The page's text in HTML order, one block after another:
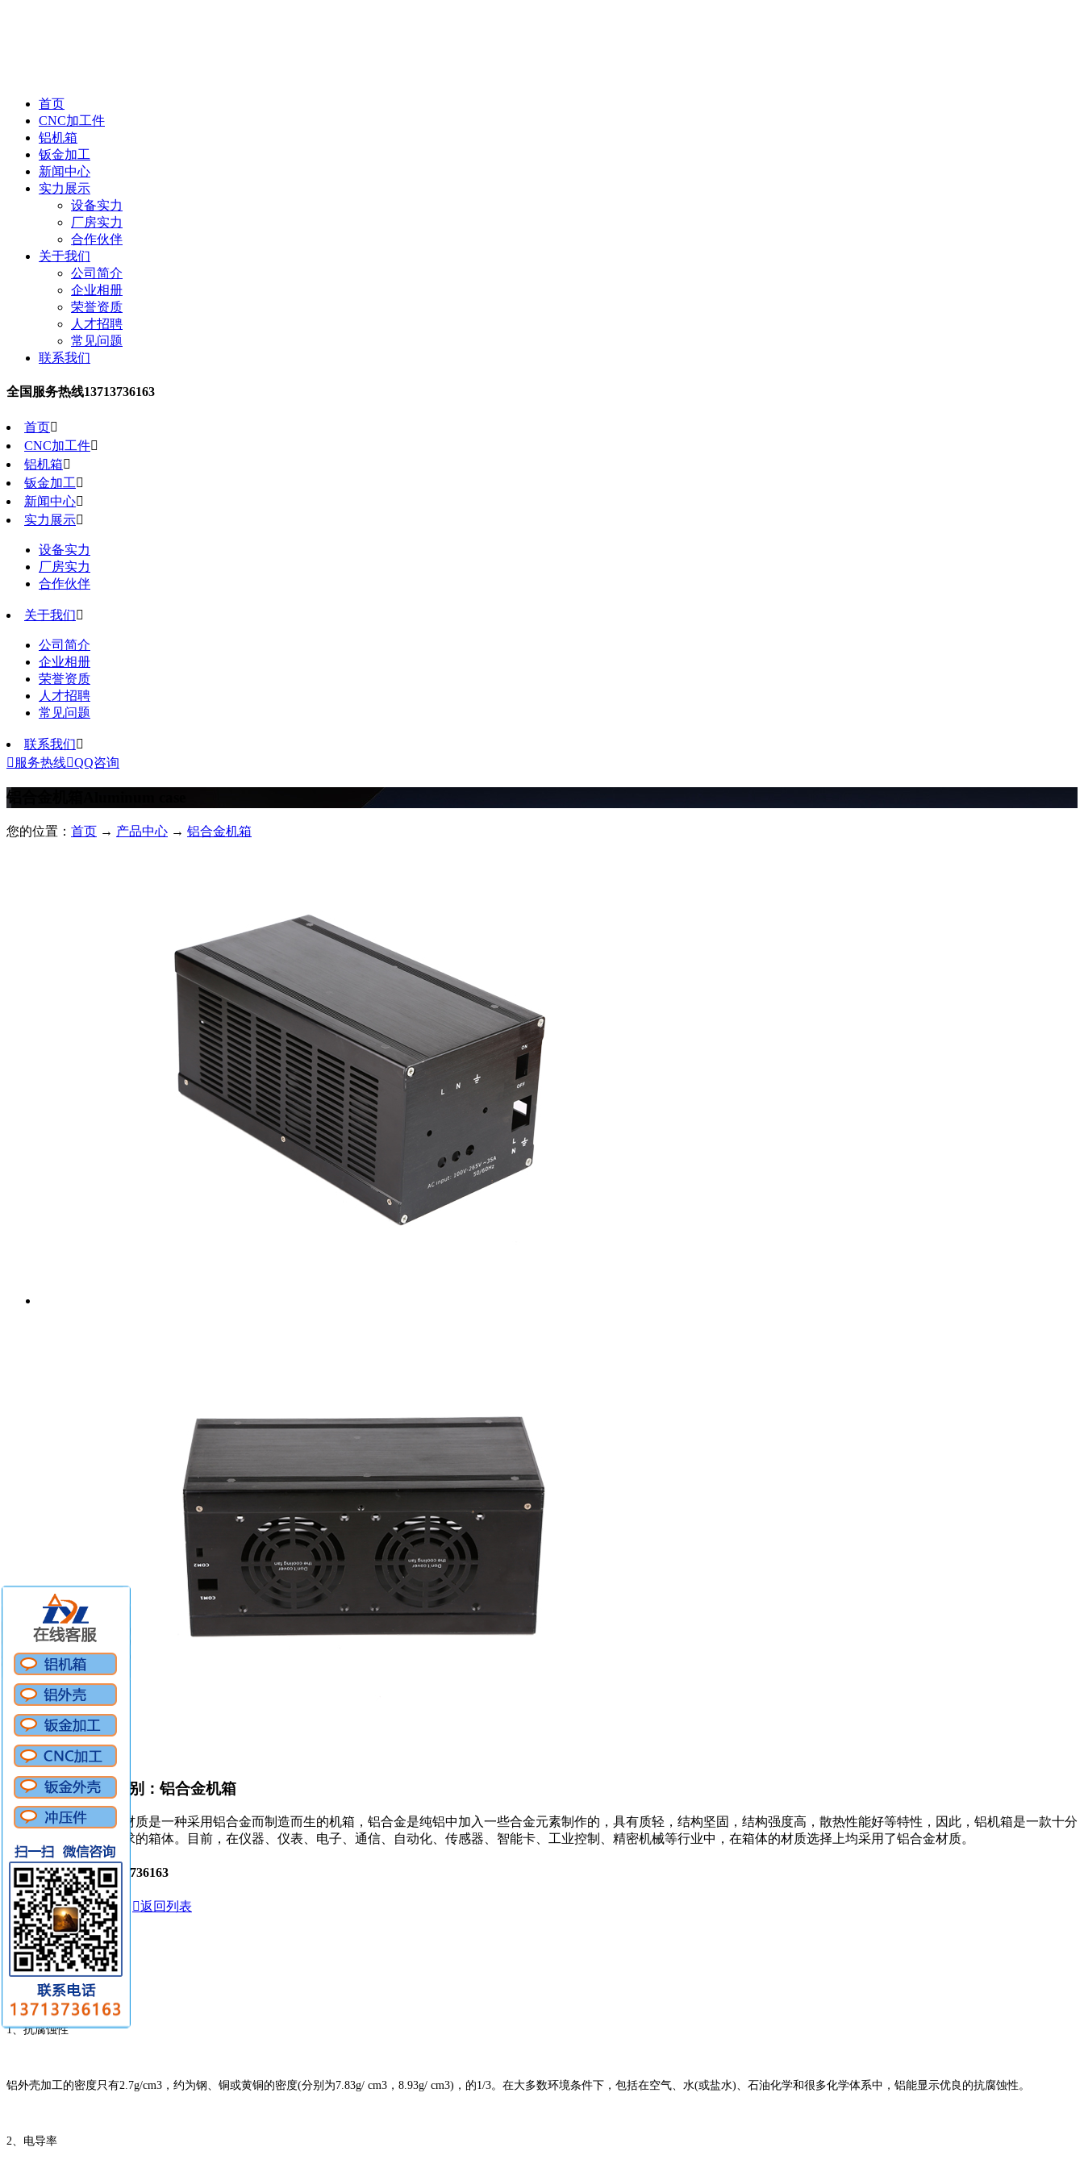
首页
CNC加工件
铝机箱
钣金加工
新闻中心
实力展示
设备实力
厂房实力
合作伙伴
关于我们
公司简介
企业相册
荣誉资质
人才招聘
常见问题
联系我们
全国服务热线13713736163
首页
CNC加工件
铝机箱
钣金加工
新闻中心
实力展示
设备实力
厂房实力
合作伙伴
关于我们
公司简介
企业相册
荣誉资质
人才招聘
常见问题
联系我们
服务热线QQ咨询
铝合金机箱
您的位置： 首页 → 产品中心 → 铝合金机箱
铝合金机箱定做 类别：铝合金机箱
简介：铝合金机箱的材质是一种采用铝合金而制造而生的机箱，铝合金是纯铝中加入一些合金元素制作的，具有质轻，结构坚固，结构强度高，散热性能好等特性，因此，铝机箱是一款十分
吻合机箱对材质的需求的箱体。目前，在仪器、仪表、电子、通信、自动化、传感器、智能卡、工业控制、精密机械等行业中，在箱体的材质选择上均采用了铝合金材质。
0755-27286363 /13713736163
在线咨询 定制留言 返回列表
产品介绍
产品说明
1、抗腐蚀性
铝外壳加工的密度只有2.7g/cm3，约为钢、铜或黄铜的密度(分别为7.83g/ cm3，8.93g/ cm3)，的1/3。在大多数环境条件下，包括在空气、水(或盐水)、石油化学和很多化学体系中，铝能显示优良的抗腐蚀性。
2、电导率